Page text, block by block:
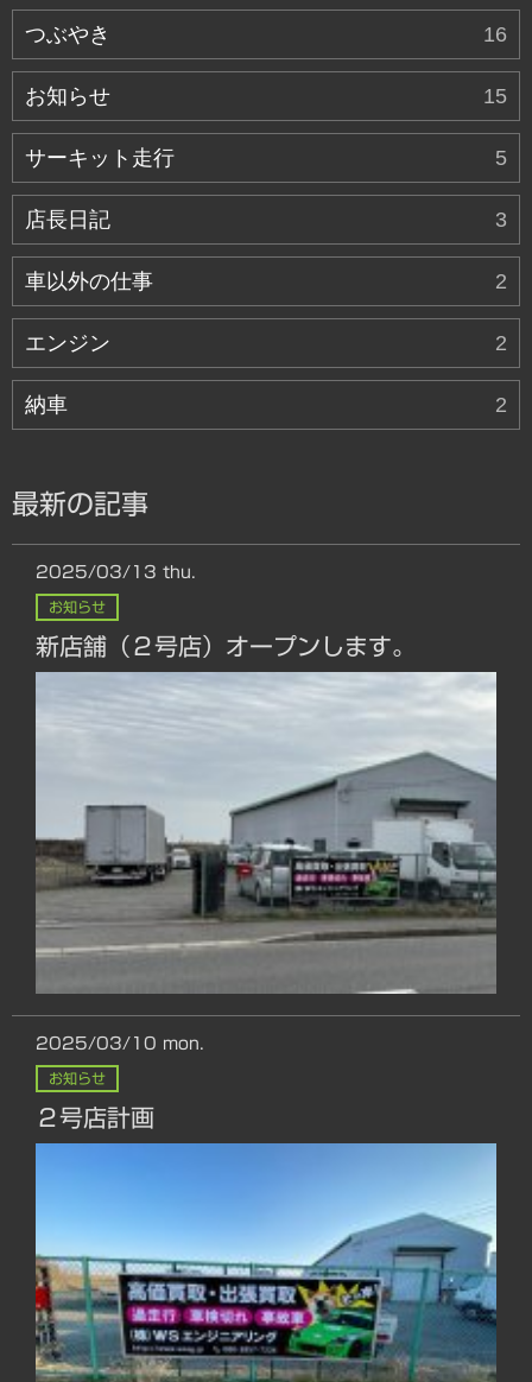
つぶやき 16
お知らせ 15
サーキット走行 5
店長日記 3
車以外の仕事 2
エンジン 2
納車 2
最新の記事
2025/03/13 thu.
お知らせ
新店舗（２号店）オープンします。
2025/03/10 mon.
お知らせ
２号店計画